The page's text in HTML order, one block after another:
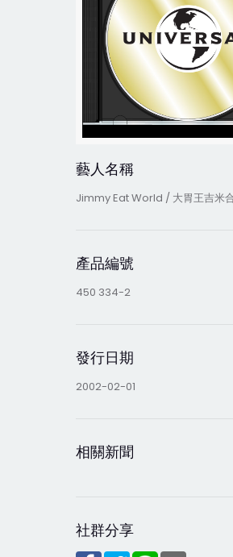
藝人名稱
Jimmy Eat World / 大胃王吉米
產品編號
450 334-2
發行日期
2002-02-01
相關新聞
社群分享